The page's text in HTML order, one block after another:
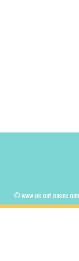
© www.cui-cuit-cuisine.com